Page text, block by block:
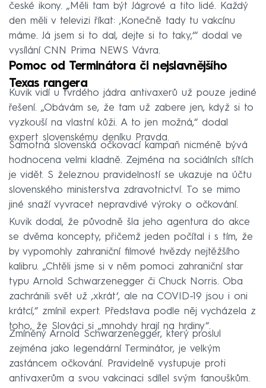
české ikony. „Měli tam být Jágrové a tito lidé. Každý
den měli v televizi říkat: ‚Konečně tady tu vakcínu
máme. Já jsem si to dal, dejte si to taky,‘“ dodal ve
vysílání CNN Prima NEWS Vávra.
Pomoc od Terminátora či nejslavnějšího
Texas rangera
Kuvik vidí u tvrdého jádra antivaxerů už pouze jediné
řešení. „Obávám se, že tam už zabere jen, když si to
vyzkouší na vlastní kůži. A to jen možná,“ dodal
expert slovenskému deníku Pravda.
Samotná slovenská očkovací kampaň nicméně bývá
hodnocena velmi kladně. Zejména na sociálních sítích
je vidět. S železnou pravidelností se ukazuje na účtu
slovenského ministerstva zdravotnictví. To se mimo
jiné snaží vyvracet nepravdivé výroky o očkování.
Kuvik dodal, že původně šla jeho agentura do akce
se dvěma koncepty, přičemž jeden počítal i s tím, že
by vypomohly zahraniční filmové hvězdy nejtěžšího
kalibru. „Chtěli jsme si v něm pomoci zahraniční star
typu Arnold Schwarzenegger či Chuck Norris. Oba
zachránili svět už ‚xkrát‘, ale na COVID-19 jsou i oni
krátcí,“ zmínil expert. Představa podle něj vycházela z
toho, že Slováci si „mnohdy hrají na hrdiny“.
Zmíněný Arnold Schwarzenegger, který proslul
zejména jako legendární Terminátor, je velkým
zastáncem očkování. Pravidelně vystupuje proti
antivaxerům a svou vakcinaci sdílel svým fanouškům.